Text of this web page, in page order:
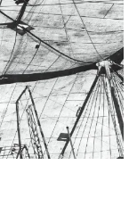
HORA
capacidad
unidades
año de
HORA
a